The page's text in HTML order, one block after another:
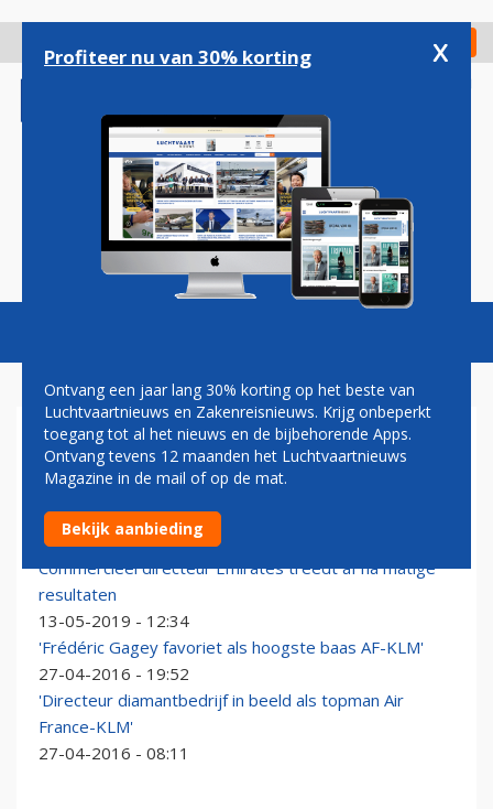
gaan
Check in
Magazine Podcasts Vacatures
THIERRY ANTINORI
Emirates vindt nieuwe commercieel directeur
04-09-2019 - 09:38
Commercieel directeur Emirates treedt af na matige
resultaten
13-05-2019 - 12:34
'Frédéric Gagey favoriet als hoogste baas AF-KLM'
27-04-2016 - 19:52
'Directeur diamantbedrijf in beeld als topman Air
France-KLM'
27-04-2016 - 08:11
Profiteer nu van 30% korting x
Ontvang een jaar lang 30% korting op het beste van
Luchtvaartnieuws en Zakenreisnieuws. Krijg onbeperkt
toegang tot al het nieuws en de bijbehorende Apps.
Ontvang tevens 12 maanden het Luchtvaartnieuws
Magazine in de mail of op de mat.
Bekijk aanbieding